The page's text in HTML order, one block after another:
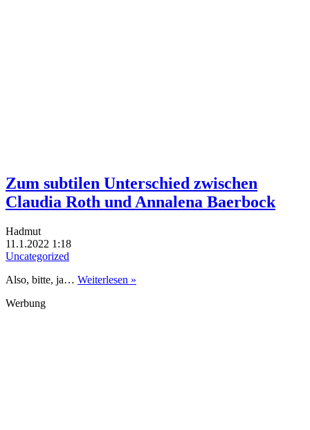
Zum subtilen Unterschied zwischen
Claudia Roth und Annalena Baerbock
Hadmut
11.1.2022 1:18
Uncategorized
Also, bitte, ja… Weiterlesen »
Werbung